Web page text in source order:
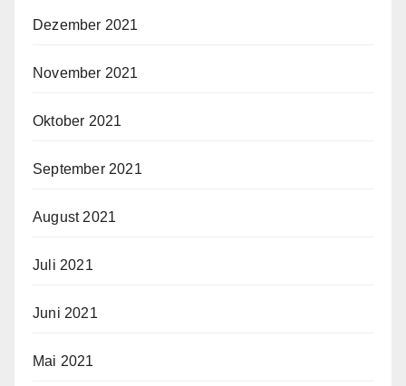
Dezember 2021
November 2021
Oktober 2021
September 2021
August 2021
Juli 2021
Juni 2021
Mai 2021